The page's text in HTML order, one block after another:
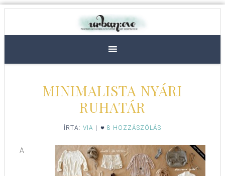
MINIMALISTA NYÁRI
RUHATÁR
ÍRTA: VIA 8 HOZZÁSZÓLÁS
A